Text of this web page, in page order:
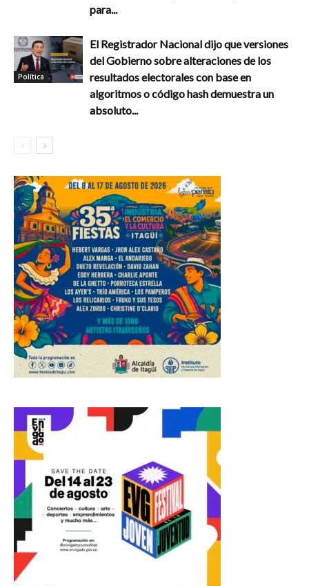
para...
Política
El Registrador Nacional dijo que versiones
del Gobierno sobre alteraciones de los
resultados electorales con base en
algoritmos o código hash demuestra un
absoluto...